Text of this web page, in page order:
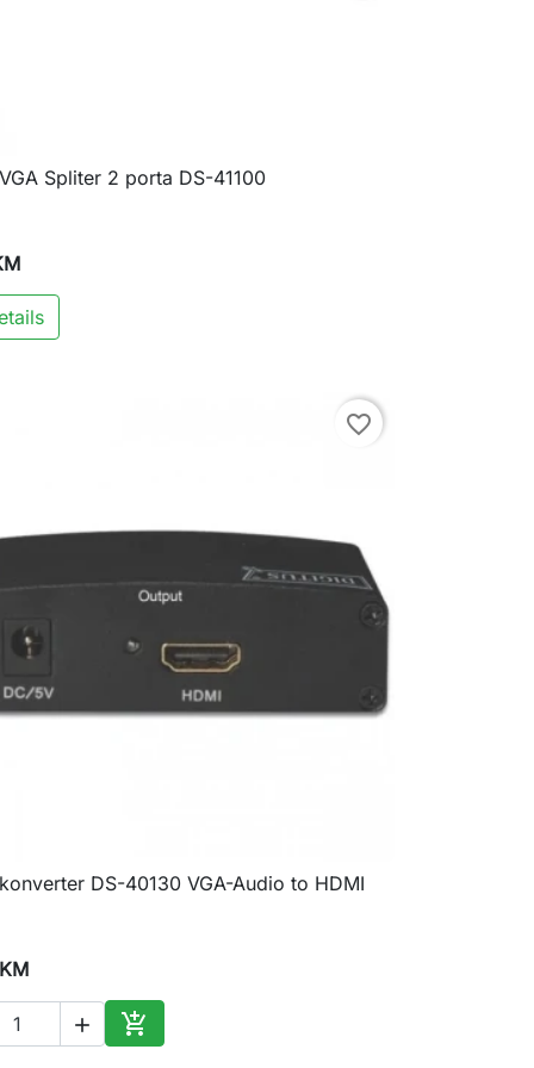
 Brzi pregled
Spliter 2 porta DS-41100
favorite_border
 Brzi pregled
DS-40130 VGA-Audio to HDMI
 
Dodaj u korpu